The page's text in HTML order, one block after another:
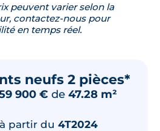
peuvent varier selon la
contactez-nous pour
en temps réel.
neufs 2 pièces*
900 € de 47.28 m²
partir du 4T2024